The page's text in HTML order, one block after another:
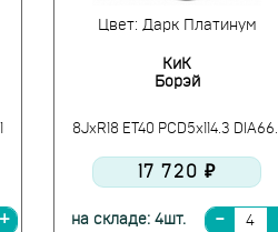
Цвет: Дарк Платинум
КиК
Борэй
8JxR18 ET40 PCD5x114.3 DIA66.1
17 720 ₽
на складе: 4шт.